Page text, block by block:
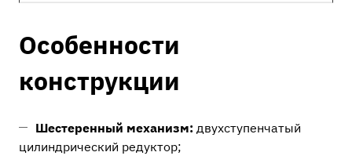
Особенности
конструкции
Шестеренный механизм: двухступенчатый
цилиндрический редуктор;